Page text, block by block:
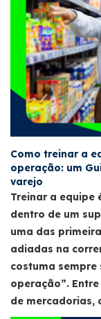
Como treinar a
operação: um
varejo
Treinar a equipe
dentro de um
uma das
adiadas na
costuma sempre
operação”.
de mercadorias,